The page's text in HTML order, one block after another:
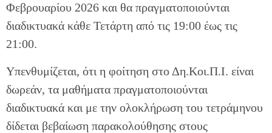
Φεβρουαρίου 2026 και θα πραγματοποιούνται
διαδικτυακά κάθε Τετάρτη από τις 19:00 έως τις
21:00.
Υπενθυμίζεται, ότι η φοίτηση στο Δη.Κοι.Π.Ι. είναι
δωρεάν, τα μαθήματα πραγματοποιούνται
διαδικτυακά και με την ολοκλήρωση του τετράμηνου
δίδεται βεβαίωση παρακολούθησης στους